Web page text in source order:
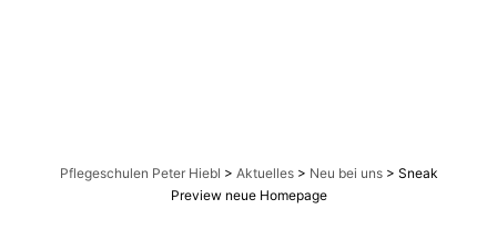
Pflegeschulen Peter Hiebl > Aktuelles> Neu bei uns> Sneak
Preview neue Homepage